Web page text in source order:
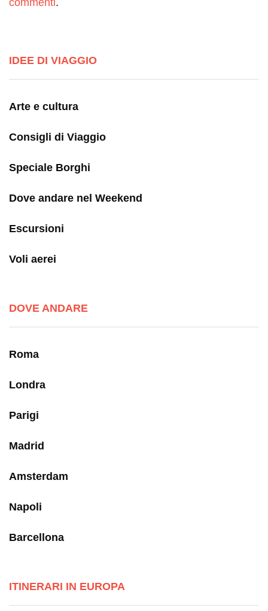
commenti .
IDEE DI VIAGGIO
Arte e cultura
Consigli di Viaggio
Speciale Borghi
Dove andare nel Weekend
Escursioni
Voli aerei
DOVE ANDARE
Roma
Londra
Parigi
Madrid
Amsterdam
Napoli
Barcellona
ITINERARI IN EUROPA